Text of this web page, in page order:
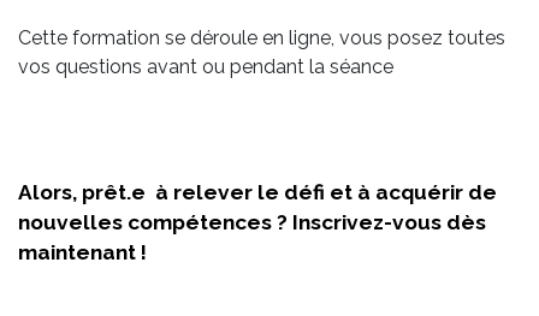
Cette formation se déroule en ligne, vous posez toutes
vos questions avant ou pendant la séance
Alors, prêt.e à relever le défi et à acquérir de
nouvelles compétences ? Inscrivez-vous dès
maintenant !